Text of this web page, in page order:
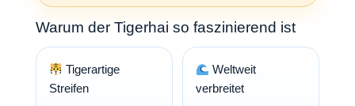
Warum der Tigerhai so faszinierend ist
Tigerartige
Streifen
Weltweit
verbreitet